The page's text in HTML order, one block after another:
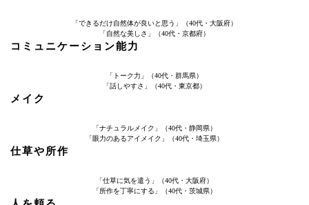
「できるだけ自然体が良いと思う」（40代・大阪府）
「自然な美しさ」（40代・京都府）
コミュニケーション能力
「トーク力」（40代・群馬県）
「話しやすさ」（40代・東京都）
メイク
「ナチュラルメイク」（40代・静岡県）
「眼力のあるアイメイク」（40代・埼玉県）
仕草や所作
「仕草に気を遣う」（40代・大阪府）
「所作を丁寧にする」（40代・茨城県）